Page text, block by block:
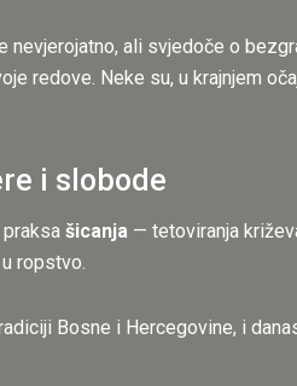
ali svjedoče o
redove. Neke su, u krajnjem
i slobode
šicanja — tetoviranja
ropstvo.
Bosne i Hercegovine, i